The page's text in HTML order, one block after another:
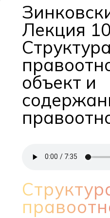
Лекция
Структура
объект и